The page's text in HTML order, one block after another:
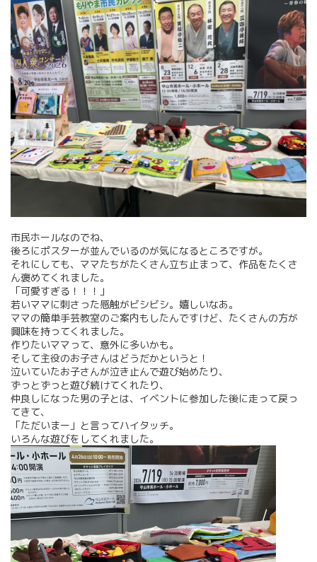
市民ホールなのでね、
後ろにポスターが並んでいるのが気になるところですが。
それにしても、ママたちがたくさん立ち止まって、作品をたくさ
ん褒めてくれました。
「可愛すぎる！！！」
若いママに刺さった感触がビシビシ。嬉しいなあ。
ママの簡単手芸教室のご案内もしたんですけど、たくさんの方が
興味を持ってくれました。
作りたいママって、意外に多いかも。
そして主役のお子さんはどうだかというと！
泣いていたお子さんが泣き止んで遊び始めたり、
ずっとずっと遊び続けてくれたり、
仲良しになった男の子とは、イベントに参加した後に走って戻っ
てきて、
「ただいまー」と言ってハイタッチ。
いろんな遊びをしてくれました。